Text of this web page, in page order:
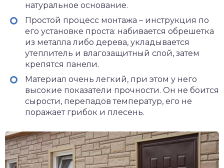
натуральное основание.
Простой процесс монтажа – инструкция по
его установке проста: набивается обрешетка
из металла либо дерева, укладывается
утеплитель и влагозащитный слой, затем
крепятся панели.
Материал очень легкий, при этом у него
высокие показатели прочности. Он не боится
сырости, перепадов температур, его не
поражает грибок и плесень.